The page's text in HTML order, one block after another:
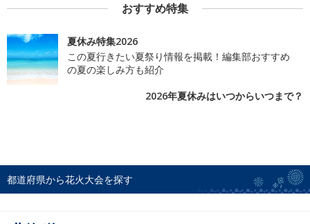
おすすめ特集
夏休み特集2026
この夏行きたい夏祭り情報を掲載！編集部おすすめ
の夏の楽しみ方も紹介
2026年夏休みはいつからいつまで？
都道府県から花火大会を探す